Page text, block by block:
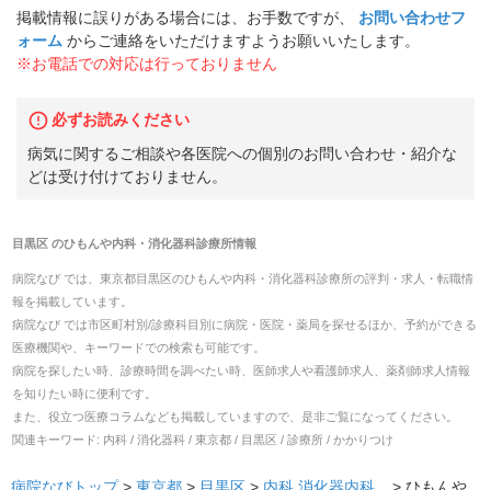
掲載情報に誤りがある場合には、お手数ですが、
お問い合わせフ
ォーム からご連絡をいただけますようお願いいたします。
※お電話での対応は行っておりません
必ずお読みください
病気に関するご相談や各医院への個別のお問い合わせ・紹介な
どは受け付けておりません。
目黒区 のひもんや内科・消化器科診療所情報
病院なび では、 東京都目黒区のひもんや内科・消化器科診療所の評判・求人・転職情
報を掲載しています。
病院なび では市区町村別/診療科目別に病院・医院・薬局を探せるほか、予約ができる
医療機関や、キーワードでの検索も可能です。
病院を探したい時、診療時間を調べたい時、医師求人や看護師求人、薬剤師求人情報
を知りたい時に便利です。
また、役立つ医療コラムなども掲載していますので、是非ご覧になってください。
関連キーワード: 内科 / 消化器科 / 東京都 / 目黒区 / 診療所 / かかりつけ